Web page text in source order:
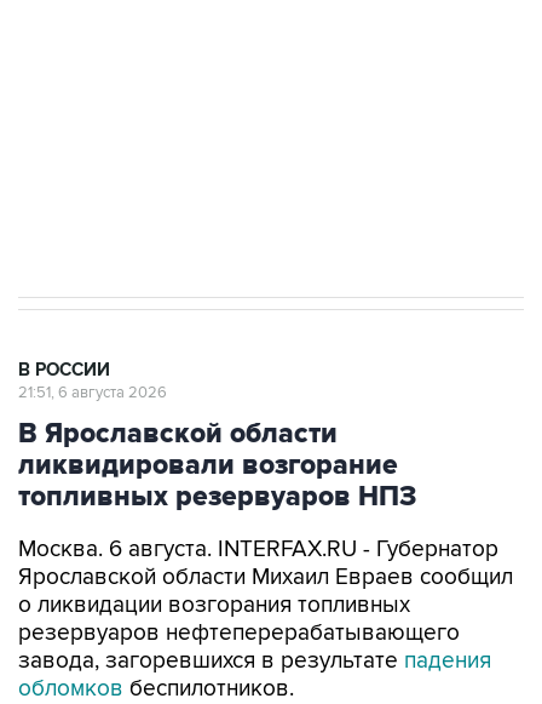
В РОССИИ
21:51, 6 августа 2026
В Ярославской области
ликвидировали возгорание
топливных резервуаров НПЗ
Москва. 6 августа. INTERFAX.RU - Губернатор
Ярославской области Михаил Евраев сообщил
о ликвидации возгорания топливных
резервуаров нефтеперерабатывающего
завода, загоревшихся в результате падения
обломков беспилотников.